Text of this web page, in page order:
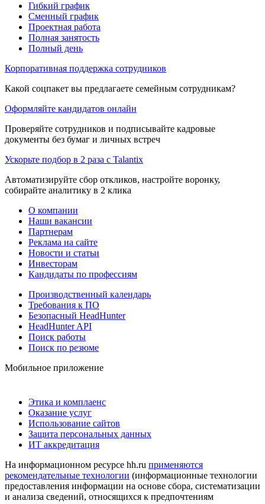
Гибкий график
Сменный график
Проектная работа
Полная занятость
Полный день
Корпоративная поддержка сотрудников
Какой соцпакет вы предлагаете семейным сотрудникам?
Оформляйте кандидатов онлайн
Проверяйте сотрудников и подписывайте кадровые
документы без бумаг и личных встреч
Ускорьте подбор в 2 раза с Talantix
Автоматизируйте сбор откликов, настройте воронку,
собирайте аналитику в 2 клика
О компании
Наши вакансии
Партнерам
Реклама на сайте
Новости и статьи
Инвесторам
Кандидаты по профессиям
Производственный календарь
Требования к ПО
Безопасный HeadHunter
HeadHunter API
Поиск работы
Поиск по резюме
Мобильное приложение
Этика и комплаенс
Оказание услуг
Использование сайтов
Защита персональных данных
ИТ аккредитация
На информационном ресурсе hh.ru применяются
рекомендательные технологии (информационные технологии
предоставления информации на основе сбора, систематизации
и анализа сведений, относящихся к предпочтениям